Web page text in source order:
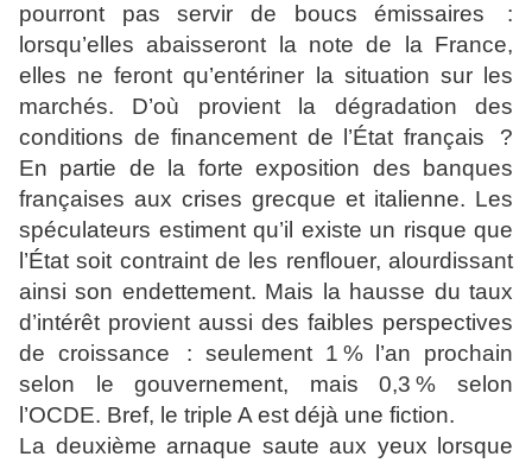
pourront pas servir de boucs émissaires :
lorsqu’elles abaisseront la note de la France,
elles ne feront qu’entériner la situation sur les
marchés. D’où provient la dégradation des
conditions de financement de l’État français ?
En partie de la forte exposition des banques
françaises aux crises grecque et italienne. Les
spéculateurs estiment qu’il existe un risque que
l’État soit contraint de les renflouer, alourdissant
ainsi son endettement. Mais la hausse du taux
d’intérêt provient aussi des faibles perspectives
de croissance : seulement 1 % l’an prochain
selon le gouvernement, mais 0,3 % selon
l’OCDE. Bref, le triple A est déjà une fiction.
La deuxième arnaque saute aux yeux lorsque